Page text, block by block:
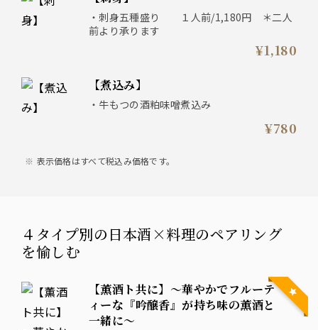
・刺身五種盛り １人前/1,180円 ＊二人
前より承ります
¥1,180
【煮込み】
・牛もつの酒粕味噌煮込み
¥780
表示価格はすべて税込み価格です。
４タイプ別の日本酒×料理のペアリング
を愉しむ
【薫酒ト共に】～華やかでフルーテ
ィーな『吟醸香』が持ち味の薫酒と
一緒に～